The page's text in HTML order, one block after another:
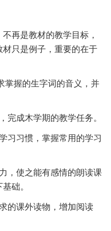
再是教材的教学目标，
只是例子，重要的在于
掌握的生字词的音义，并
完成木学期的教学任务。
习习惯，掌握常用的学习
，使之能有感情的朗读课
础。
的课外读物，增加阅读